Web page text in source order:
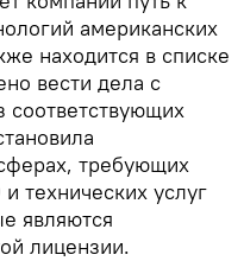
американских
находится в списке
вести дела с
соответствующих
требующих
технических услуг
являются
лицензии.